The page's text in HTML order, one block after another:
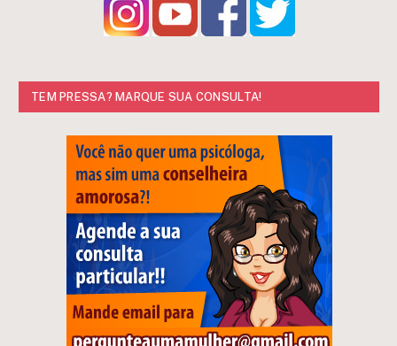
TEM PRESSA? MARQUE SUA CONSULTA!